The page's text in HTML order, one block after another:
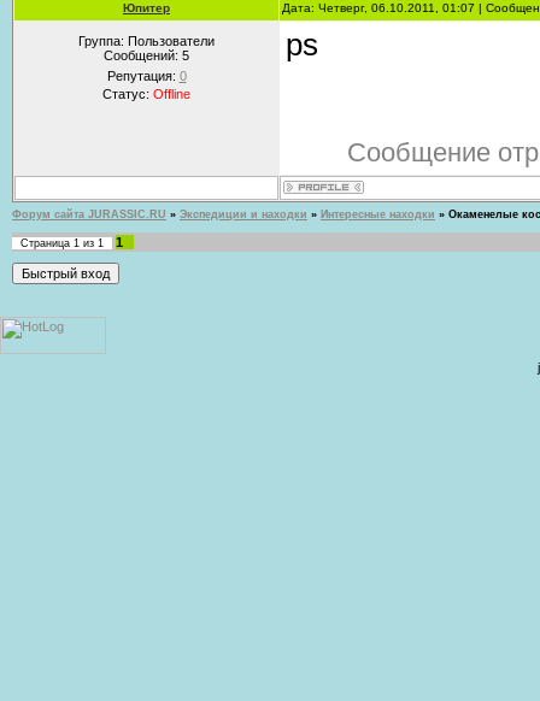
Юпитер Дата: Четверг, 06.10.2011, 01:07 |
Группа: Пользователи
Сообщений: 5
Репутация: 0
Статус: Offline
рs
Сообщение
Форум сайта JURASSIC.RU » Экспедиции и находки » Интересные находки » Окаменелые
Страница 1 из 1 1